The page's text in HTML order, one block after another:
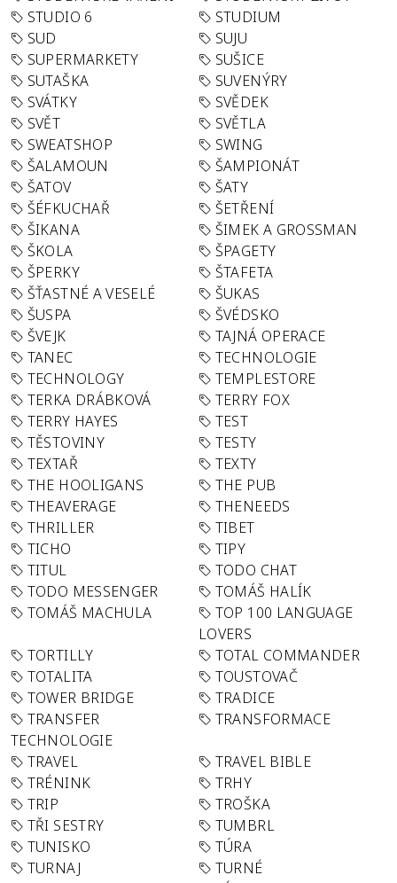
STUDIO 6
STUDIUM
SUD
SUJU
SUPERMARKETY
SUŠICE
SUTAŠKA
SUVENÝRY
SVÁTKY
SVĚDEK
SVĚT
SVĚTLA
SWEATSHOP
SWING
ŠALAMOUN
ŠAMPIONÁT
ŠATOV
ŠATY
ŠÉFKUCHAŘ
ŠETŘENÍ
ŠIKANA
ŠIMEK A GROSSMAN
ŠKOLA
ŠPAGETY
ŠPERKY
ŠTAFETA
ŠŤASTNÉ A VESELÉ
ŠUKAS
ŠUSPA
ŠVÉDSKO
ŠVEJK
TAJNÁ OPERACE
TANEC
TECHNOLOGIE
TECHNOLOGY
TEMPLESTORE
TERKA DRÁBKOVÁ
TERRY FOX
TERRY HAYES
TEST
TĚSTOVINY
TESTY
TEXTAŘ
TEXTY
THE HOOLIGANS
THE PUB
THEAVERAGE
THENEEDS
THRILLER
TIBET
TICHO
TIPY
TITUL
TODO CHAT
TODO MESSENGER
TOMÁŠ HALÍK
TOMÁŠ MACHULA
TOP 100 LANGUAGE
LOVERS
TORTILLY
TOTAL COMMANDER
TOTALITA
TOUSTOVAČ
TOWER BRIDGE
TRADICE
TRANSFER
TECHNOLOGIE
TRANSFORMACE
TRAVEL
TRAVEL BIBLE
TRÉNINK
TRHY
TRIP
TROŠKA
TŘI SESTRY
TUMBRL
TUNISKO
TÚRA
TURNAJ
TURNÉ